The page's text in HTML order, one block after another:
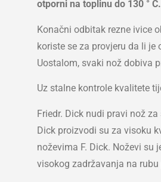
otporni na toplinu do 130 ° C.
Konačni odbitak rezne ivice
koriste se za provjeru da li
Uostalom, svaki nož dobiva
Uz stalne kontrole kvalitete
Friedr. Dick nudi pravi nož
Dick proizvodi su za visoku
noževima F. Dick. Noževi su
visokog zadržavanja na